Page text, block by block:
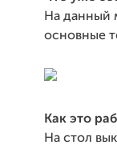
На данный
основные
Как это
На стол